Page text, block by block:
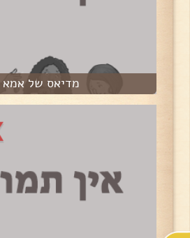
מדיאס של אמא